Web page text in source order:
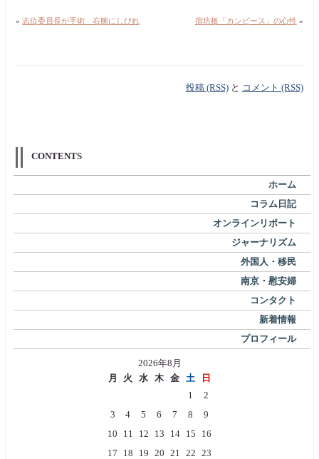
«志位委員長が手術 右腕にしびれ 宿坊板「カンピース」の心性 »
投稿 (RSS)と コメント (RSS)
CONTENTS
ホーム
コラム日記
オンラインリポート
ジャーナリズム
外国人・移民
南京・慰安婦
コンタクト
新着情報
プロフィール
2026年8月
月
火 水 木 金 土 日
1
2
3
4 5 6 7 8
9
10
11 12 13 14 15
16
17
18 19 20 21 22 23